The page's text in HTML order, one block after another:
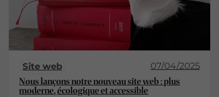
Site web 07/04/2025
Nous lançons notre nouveau site web : plus
moderne, écologique et accessible